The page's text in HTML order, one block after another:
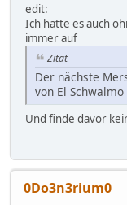
edit:
Ich hatte es auch
immer auf
Zitat
Der nächste
von El
Und finde davor
0Do3n3rium0